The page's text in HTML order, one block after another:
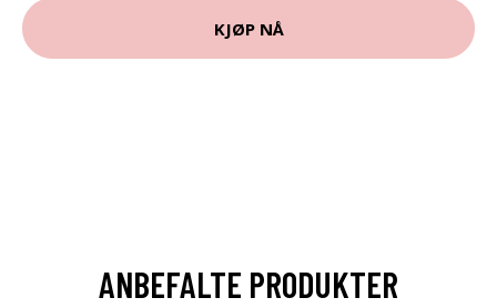
KJØP NÅ
ANBEFALTE PRODUKTER